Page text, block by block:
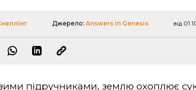
Джерело:Answers in Genesis від
підручниками, землю охоплює